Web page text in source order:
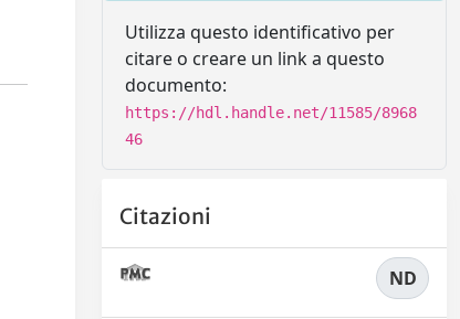
Utilizza questo identificativo per
citare o creare un link a questo
documento:
https://hdl.handle.net/11585/8968
46
Citazioni
ND